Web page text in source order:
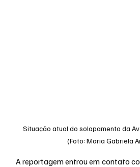
Situação atual do solapamento da
(Foto: Maria Gabriela
A reportagem entrou em contato